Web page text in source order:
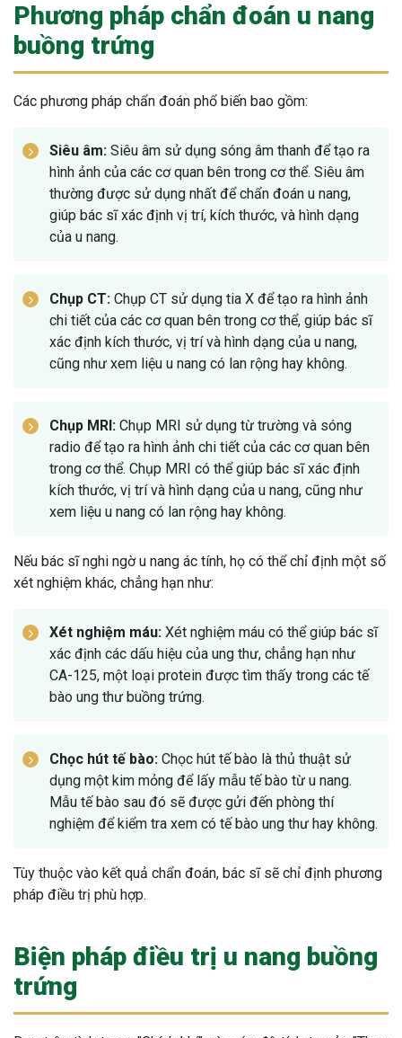
Phương pháp chẩn đoán u nang
buồng trứng
Các phương pháp chẩn đoán phổ biến bao gồm:
Siêu âm: Siêu âm sử dụng sóng âm thanh để tạo ra
hình ảnh của các cơ quan bên trong cơ thể. Siêu âm
thường được sử dụng nhất để chẩn đoán u nang,
giúp bác sĩ xác định vị trí, kích thước, và hình dạng
của u nang.
Chụp CT: Chụp CT sử dụng tia X để tạo ra hình ảnh
chi tiết của các cơ quan bên trong cơ thể, giúp bác sĩ
xác định kích thước, vị trí và hình dạng của u nang,
cũng như xem liệu u nang có lan rộng hay không.
Chụp MRI: Chụp MRI sử dụng từ trường và sóng
radio để tạo ra hình ảnh chi tiết của các cơ quan bên
trong cơ thể. Chụp MRI có thể giúp bác sĩ xác định
kích thước, vị trí và hình dạng của u nang, cũng như
xem liệu u nang có lan rộng hay không.
Nếu bác sĩ nghi ngờ u nang ác tính, họ có thể chỉ định một số
xét nghiệm khác, chẳng hạn như:
Xét nghiệm máu: Xét nghiệm máu có thể giúp bác sĩ
xác định các dấu hiệu của ung thư, chẳng hạn như
CA-125, một loại protein được tìm thấy trong các tế
bào ung thư buồng trứng.
Chọc hút tế bào: Chọc hút tế bào là thủ thuật sử
dụng một kim mỏng để lấy mẫu tế bào từ u nang.
Mẫu tế bào sau đó sẽ được gửi đến phòng thí
nghiệm để kiểm tra xem có tế bào ung thư hay không.
Tùy thuộc vào kết quả chẩn đoán, bác sĩ sẽ chỉ định phương
pháp điều trị phù hợp.
Biện pháp điều trị u nang buồng
trứng